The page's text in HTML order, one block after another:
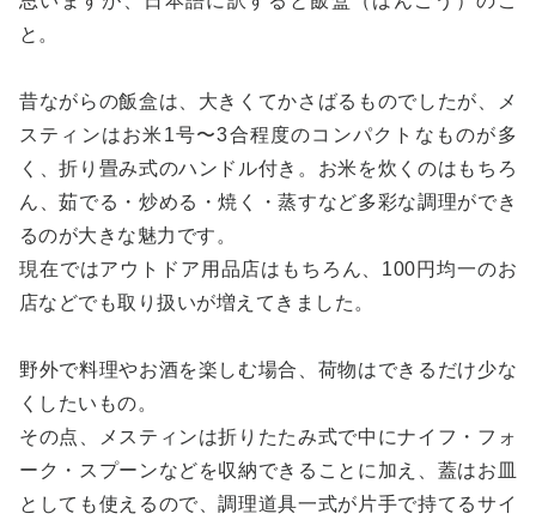
と。
昔ながらの飯盒は、大きくてかさばるものでしたが、メ
スティンはお米1号〜3合程度のコンパクトなものが多
く、折り畳み式のハンドル付き。お米を炊くのはもちろ
ん、茹でる・炒める・焼く・蒸すなど多彩な調理ができ
るのが大きな魅力です。
現在ではアウトドア用品店はもちろん、100円均一のお
店などでも取り扱いが増えてきました。
野外で料理やお酒を楽しむ場合、荷物はできるだけ少な
くしたいもの。
その点、メスティンは折りたたみ式で中にナイフ・フォ
ーク・スプーンなどを収納できることに加え、蓋はお皿
としても使えるので、調理道具一式が片手で持てるサイ